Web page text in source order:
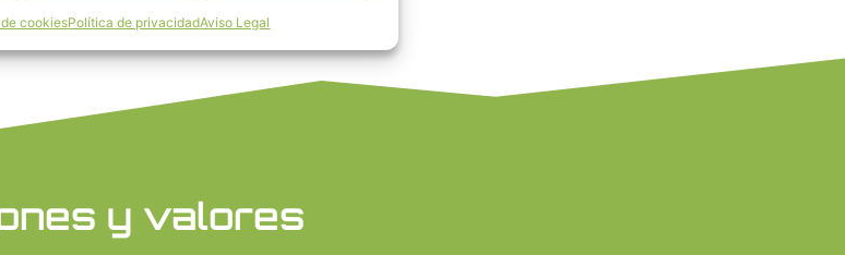
cookiesPolítica de privacidadAviso Legal
y valores